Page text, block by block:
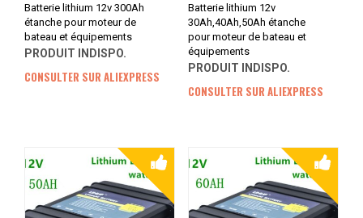
Batterie lithium 12v 300Ah
étanche pour moteur de
bateau et équipements
PRODUIT INDISPO.
CONSULTER SUR ALIEXPRESS
Batterie lithium 12v
30Ah,40Ah,50Ah étanche
pour moteur de bateau et
équipements
PRODUIT INDISPO.
CONSULTER SUR ALIEXPRESS